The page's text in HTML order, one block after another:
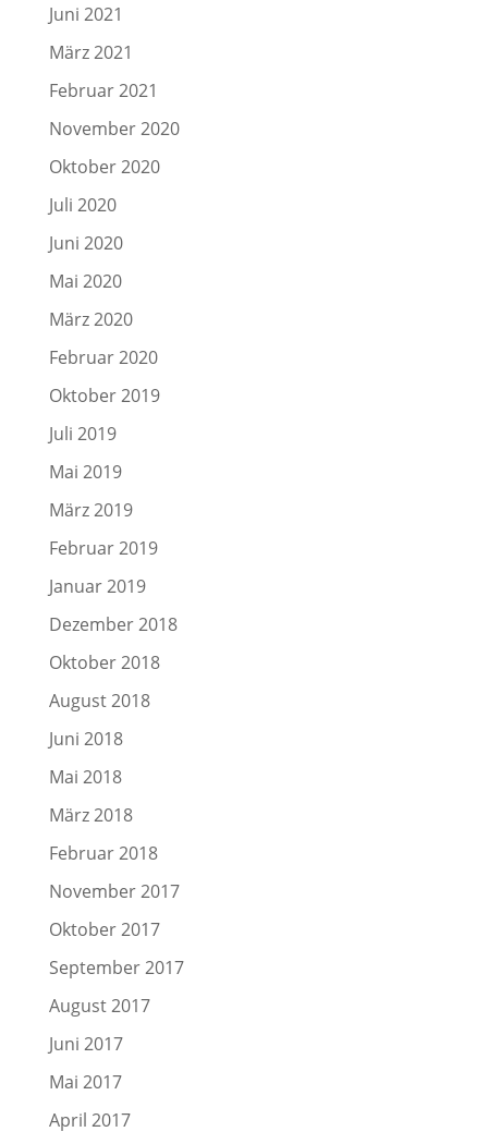
Juni 2021
März 2021
Februar 2021
November 2020
Oktober 2020
Juli 2020
Juni 2020
Mai 2020
März 2020
Februar 2020
Oktober 2019
Juli 2019
Mai 2019
März 2019
Februar 2019
Januar 2019
Dezember 2018
Oktober 2018
August 2018
Juni 2018
Mai 2018
März 2018
Februar 2018
November 2017
Oktober 2017
September 2017
August 2017
Juni 2017
Mai 2017
April 2017